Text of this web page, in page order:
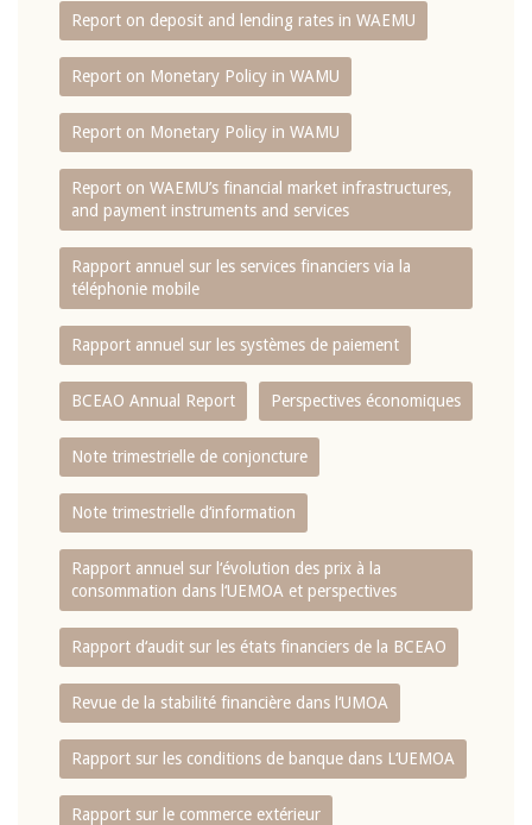
Report on deposit and lending rates in WAEMU
Report on Monetary Policy in WAMU
Report on Monetary Policy in WAMU
Report on WAEMU’s financial market infrastructures,
and payment instruments and services
Rapport annuel sur les services financiers via la
téléphonie mobile
Rapport annuel sur les systèmes de paiement
BCEAO Annual Report Perspectives économiques
Note trimestrielle de conjoncture
Note trimestrielle d‘information
Rapport annuel sur l‘évolution des prix à la
consommation dans l‘UEMOA et perspectives
Rapport d‘audit sur les états financiers de la BCEAO
Revue de la stabilité financière dans l‘UMOA
Rapport sur les conditions de banque dans L‘UEMOA
Rapport sur le commerce extérieur